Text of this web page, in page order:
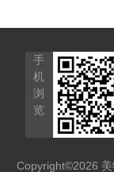
手
机
浏
览
Copyright©2026